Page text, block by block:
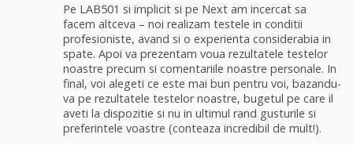
Pe LAB501 si implicit si pe Next am incercat sa
facem altceva – noi realizam testele in conditii
profesioniste, avand si o experienta considerabia in
spate. Apoi va prezentam voua rezultatele testelor
noastre precum si comentariile noastre personale. In
final, voi alegeti ce este mai bun pentru voi, bazandu-
va pe rezultatele testelor noastre, bugetul pe care il
aveti la dispozitie si nu in ultimul rand gusturile si
preferintele voastre (conteaza incredibil de mult!).